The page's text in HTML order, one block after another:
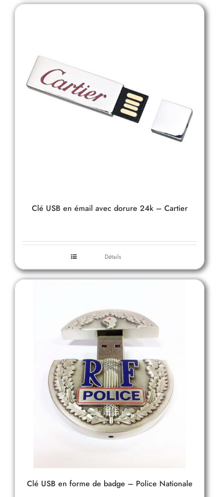
Clé USB en émail avec dorure 24k – Cartier
Détails
Clé USB en forme de badge – Police Nationale